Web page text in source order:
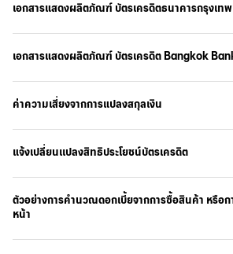
เอกสารแสดงผลิตภัณฑ์ บัตรเครดิตธนาคารกรุงเทพ
เอกสารแสดงผลิตภัณฑ์ บัตรเครดิต Bangkok
ค่าความเสี่ยงจากการแปลงสกุลเงิน
แจ้งเปลี่ยนเเปลงสิทธิประโยชน์บัตรเครดิต
ตัวอย่างการคำนวณดอกเบี้ยจากการซื้อสินค้า หรือก
หน้า